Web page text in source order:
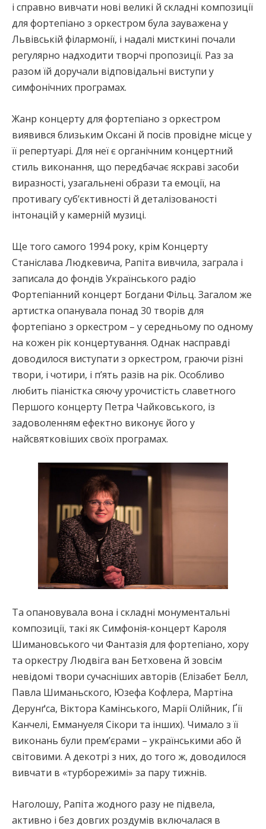
і справно вивчати нові великі й складні композиції
для фортепіано з оркестром була зауважена у
Львівській філармонії, і надалі мисткині почали
регулярно надходити творчі пропозиції. Раз за
разом їй доручали відповідальні виступи у
симфонічних програмах.
Жанр концерту для фортепіано з оркестром
виявився близьким Оксані й посів провідне місце у
її репертуарі. Для неї є органічним концертний
стиль виконання, що передбачає яскраві засоби
виразності, узагальнені образи та емоції, на
противагу суб’єктивності й деталізованості
інтонацій у камерній музиці.
Ще того самого 1994 року, крім Концерту
Станіслава Людкевича, Рапіта вивчила, заграла і
записала до фондів Українського радіо
Фортепіанний концерт Богдани Фільц. Загалом же
артистка опанувала понад 30 творів для
фортепіано з оркестром – у середньому по одному
на кожен рік концертування. Однак насправді
доводилося виступати з оркестром, граючи різні
твори, і чотири, і п’ять разів на рік. Особливо
любить піаністка сяючу урочистість славетного
Першого концерту Петра Чайковського, із
задоволенням ефектно виконує його у
найсвятковіших своїх програмах.
Та опановувала вона і складні монументальні
композиції, такі як Симфонія-концерт Кароля
Шимановського чи Фантазія для фортепіано, хору
та оркестру Людвіга ван Бетховена й зовсім
невідомі твори сучасніших авторів (Елізабет Белл,
Павла Шиманьского, Юзефа Кофлера, Мартіна
Дерунґса, Віктора Камінського, Марії Олійник, Ґії
Канчелі, Еммануеля Сікори та інших). Чимало з її
виконань були прем’єрами – українськими або й
світовими. А декотрі з них, до того ж, доводилося
вивчати в «турборежимі» за пару тижнів.
Наголошу, Рапіта жодного разу не підвела,
активно і без довгих роздумів включалася в